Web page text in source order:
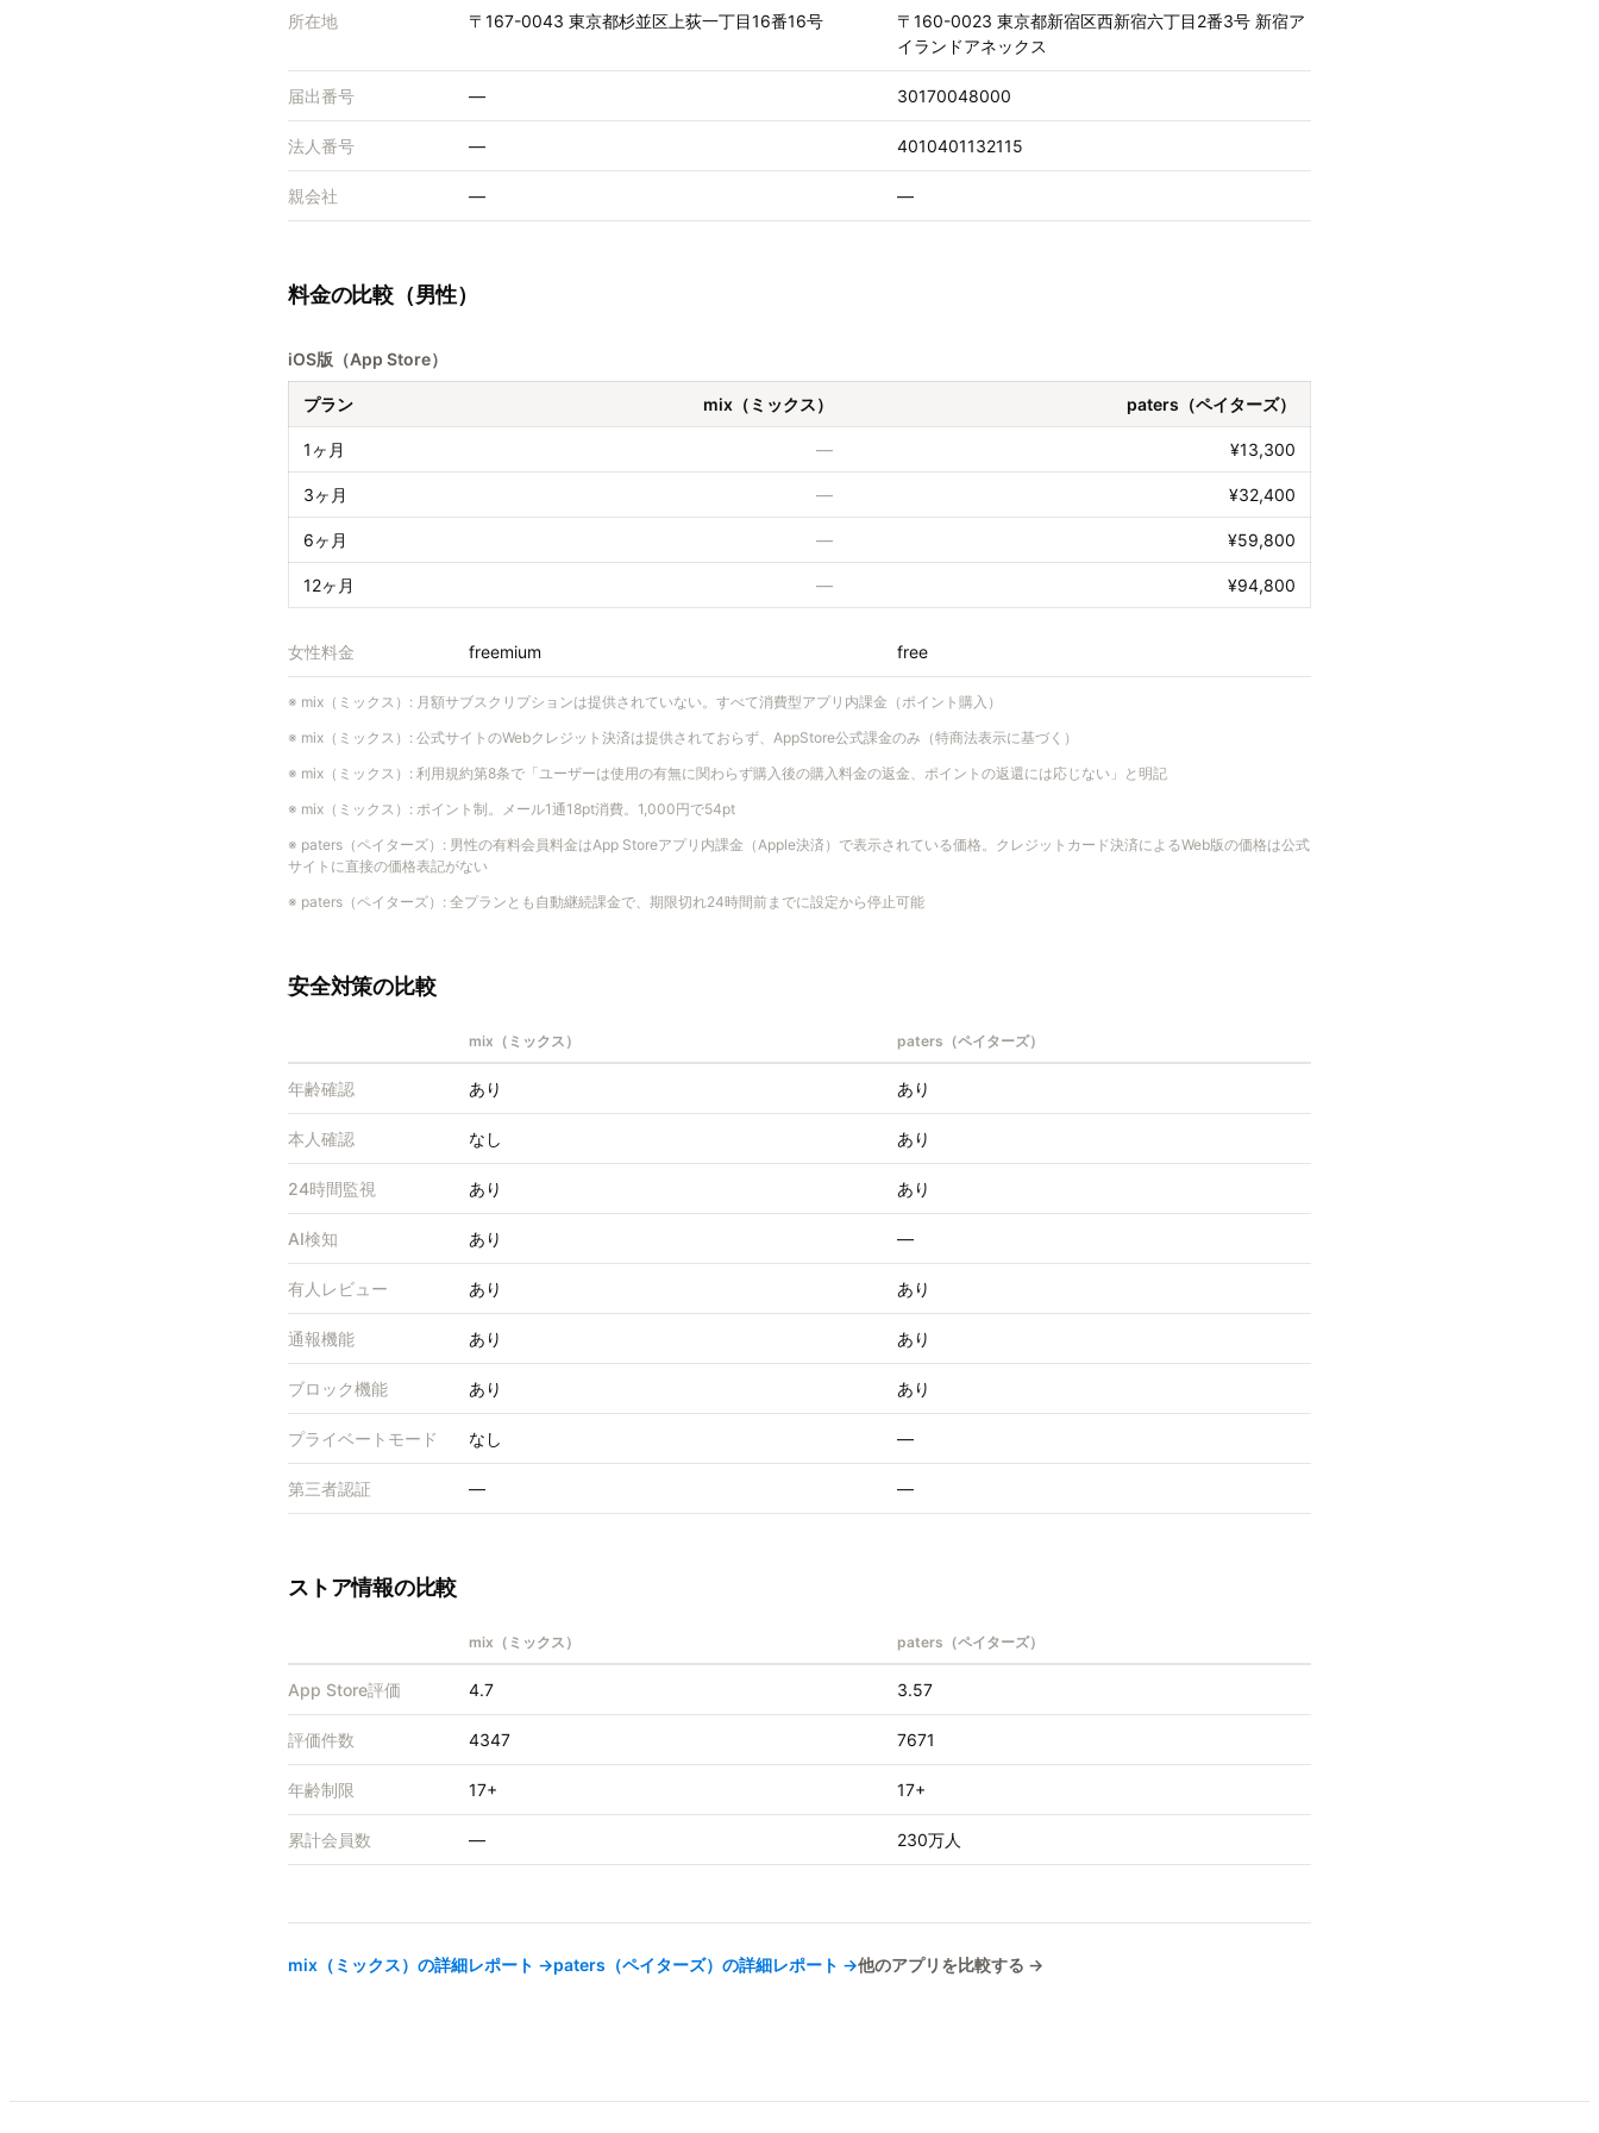
所在地 〒167-0043 東京都杉並区上荻一丁目16番16号
〒160-0023 東京都新宿区西新宿六丁目2番3号 新宿ア
イランドアネックス
届出番号 — 30170048000
法人番号 — 4010401132115
親会社 — —
料金の比較（男性）
iOS版（App Store）
プラン mix（ミックス） paters（ペイターズ）
1ヶ月 — ¥13,300
3ヶ月 — ¥32,400
6ヶ月 — ¥59,800
12ヶ月 — ¥94,800
女性料金 freemium free
※ mix（ミックス） : 月額サブスクリプションは提供されていない。すべて消費型アプリ内課金（ポイント購入）
※ mix（ミックス） : 公式サイトのWebクレジット決済は提供されておらず、AppStore公式課金のみ（特商法表示に基づく）
※ mix（ミックス） : 利用規約第8条で「ユーザーは使用の有無に関わらず購入後の購入料金の返金、ポイントの返還には応じない」と明記
※ mix（ミックス） : ポイント制。メール1通18pt消費。1,000円で54pt
※ paters（ペイターズ） : 男性の有料会員料金はApp Storeアプリ内課金（Apple決済）で表示されている価格。クレジットカード決済によるWeb版の価格は公式
サイトに直接の価格表記がない
※ paters（ペイターズ） : 全プランとも自動継続課金で、期限切れ24時間前までに設定から停止可能
安全対策の比較
mix（ミックス） paters（ペイターズ）
年齢確認 あり あり
本人確認 なし あり
24時間監視 あり あり
AI検知 あり —
有人レビュー あり あり
通報機能 あり あり
ブロック機能 あり あり
プライベートモード なし —
第三者認証 — —
ストア情報の比較
mix（ミックス） paters（ペイターズ）
App Store評価 4.7 3.57
評価件数 4347 7671
年齢制限 17+ 17+
累計会員数 — 230万人
mix（ミックス） の詳細レポート →paters（ペイターズ） の詳細レポート →他のアプリを比較する →